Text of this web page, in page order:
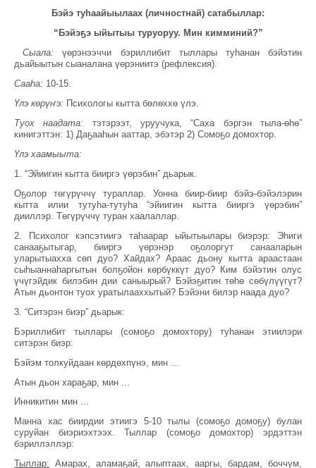
Бэйэ туһаайыылаах (личностнай) сатабыллар:
“Бэйэҕэ ыйытыы туруоруу. Мин кимминий?”
Сыала: үөрэнээччи бэриллибит тыллары туһанан бэйэтин
дьайыытын сыаналана үөрэниитэ (рефлексия).
Сааһа: 10-15.
Үлэ көрүҥэ: Психологы кытта бөлөххө үлэ.
Туох наадата: тэтэрээт, уруучука, “Саха бэргэн тыла-өһө”
кинигэттэн: 1) Даҕааһын ааттар, эбэтэр 2) Сомоҕо домохтор.
Үлэ хаамыыта:
1. “Эйиигин кытта бииргэ үөрэбин” дьарык.
Оҕолор төгүрүччү тураллар. Уонна биир-биир бэйэ-бэйэлэрин
кытта илии тутуһа-тутуһа “эйиигин кытта бииргэ үөрэбин”
дииллэр. Төгүрүччү туран хаалаллар.
2. Психолог кэпсэтиигэ таһаарар ыйытыылары биэрэр: Эһиги
санааҕытыгар, бииргэ үөрэнэр оҕолоргут санааларын
уларытыахха сөп дуо? Хайдах? Араас дьону кытта араастаан
сыһыаннаһаргытын болҕойон көрбүккүт дуо? Ким бэйэтин олус
үчүгэйдик билэбин дии саныырый? Бэйэҕитин төһө сөбүлүүгүт?
Атын дьонтон туох уратылааххытый? Бэйэни билэр наада дуо?
3. “Ситэрэн биэр” дьарык:
Бэриллибит тыллары (сомоҕо домохтору) туһанан этиилэри
ситэрэн биэр:
Бэйэм толкуйдаан көрдөхпүнэ, мин ...
Атын дьон хараҕар, мин ...
Инникитин мин ...
Манна хас биирдии этиигэ 5-10 тылы (сомоҕо домоҕу) булан
суруйан биэриэхтээх. Тыллар (сомоҕо домохтор) эрдэттэн
бэриллэллэр:
Тыллар: Амарах, аламаҕай, алыптаах, ааргы, бардам, боччум,